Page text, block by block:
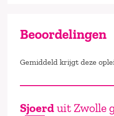
Beoordelingen
Gemiddeld krijgt deze
Sjoerduit Zwolle